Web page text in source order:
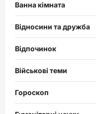
Ванна кімната
Відносини та дружба
Відпочинок
Військові теми
Гороскоп